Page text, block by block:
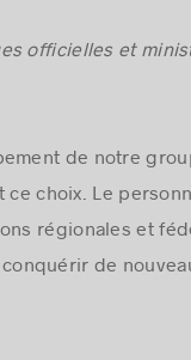
officielles et
de notre
ce choix. Le
régionales et
de